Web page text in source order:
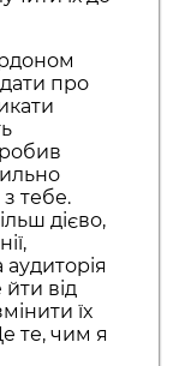
про
тебе.
дієво,
аудиторія
від
їх
те, чим я